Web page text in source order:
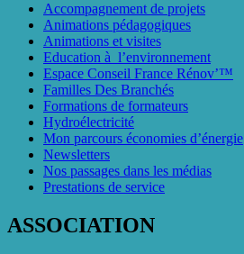
Accompagnement de projets
Animations pédagogiques
Animations et visites
Education à l’environnement
Espace Conseil France Rénov’™
Familles Des Branchés
Formations de formateurs
Hydroélectricité
Mon parcours économies d’énergie
Newsletters
Nos passages dans les médias
Prestations de service
ASSOCIATION